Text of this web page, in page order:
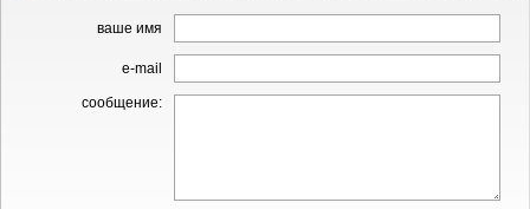
ваше имя
e-mail
сообщение: